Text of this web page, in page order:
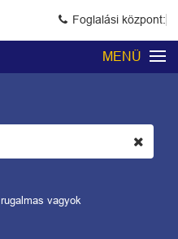
Foglalási központ:
MENÜ
rugalmas vagyok